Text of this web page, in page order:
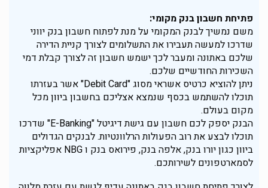
פתיחת חשבון בנק מקומי:
משם נמשיך לבנק המקומי על מנת לפתוח חשבון בנק יווני
שדרכו למעשה תעבירו את התשלומים לצורך קניית הדירה
שלכם באתונה ומעבר לכך ישמש חשבון זה לצורך קבלת דמי
השכירות החודשיים שלכם.
ניתן להוציא כרטיס אשראי מסוג "Debit Card" אשר בעזרתו
תוכלו להשתמש בכסף שנמצא אצליכם בחשבון ביוון מכל
מקום בעולם.
הבנק יספק לכם חשבון עם גישת דיגיטל "E-Banking" שדרכו
תוכלו לבצע את רוב הפעולות הרלוונטיות. לבנקים הגדולים
ביוון כגון יורו בנק, אלפה בנק, פירואס בנק ו NBG אפליקציות
לסמארטפונים לשירותכם.